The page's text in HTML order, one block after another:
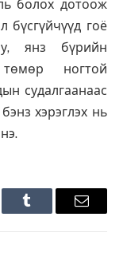
болох дотоож
бүсгүйчүүд гоё
янз бүрийн
ногтой
судалгаанаас
хэрэглэх нь
Tumblr Имэйл